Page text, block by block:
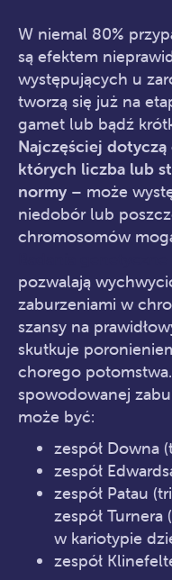
W niemal 80%
są efektem
występujących u
tworzą się już na
gamet lub bądź
Najczęściej
których liczba lub
normy – może
niedobór lub
chromosomów
pozwalają
zaburzeniami w
szansy na
skutkuje
chorego
spowodowanej
może być:
zespół Downa
zespół
zespół Patau
zespół
w kariotypie
zespół